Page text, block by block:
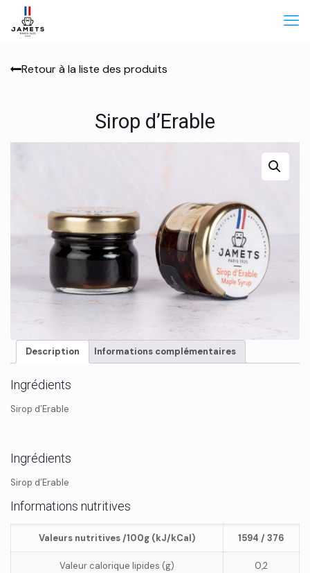
Retour à la liste des produits
Sirop d’Erable
Description Informations complémentaires
Ingrédients
Sirop d’Erable
Ingrédients
Sirop d’Erable
Informations nutritives
Valeurs nutritives /100g (kJ/kCal) 1594 / 376
Valeur calorique lipides (g) 0,2